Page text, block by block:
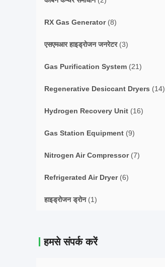
RX Gas Generator(8)
एसएमआर हाइड्रोजन जनरेटर(3)
Gas Purification System (21)
Regenerative Desiccant Dryers (14)
Hydrogen Recovery Unit (16)
Gas Station Equipment (9)
Nitrogen Air Compressor(7)
Refrigerated Air Dryer(6)
हाइड्रोजन ड्रोन(1)
हमसे संपर्क करें